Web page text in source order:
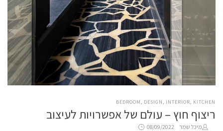
POSTED
BEDROOM DESIGN INTERIOR KITCHEN
ריצוף חוץ – עולם של אפשרויות לעיצוב
by
מיכל שמר
Posted 08/09/2022